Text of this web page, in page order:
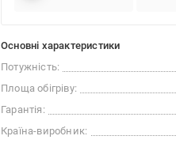
Основні характеристики
Потужність:
Площа обігріву:
Гарантія:
Країна-виробник: